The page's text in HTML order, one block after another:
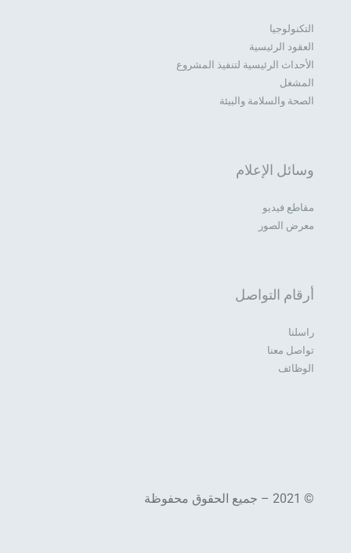
التكنولوجيا
العقود الرئيسية
الأحداث الرئيسية لتنفيذ المشروع
المشغل
الصحة والسلامة والبيئة
وسائل الإعلام
مقاطع فيديو
معرض الصور
أرقام التواصل
راسلنا
تواصل معنا
الوظائف
© 2021 – جميع الحقوق محفوظة